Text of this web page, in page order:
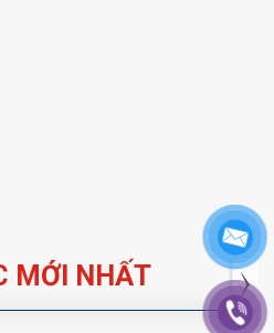
MỚI NHẤT
TOÁN